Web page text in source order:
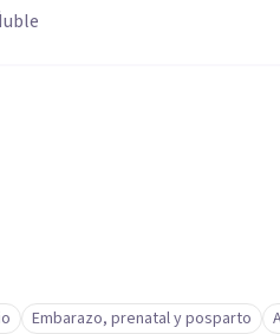
Embarazo, prenatal y posparto